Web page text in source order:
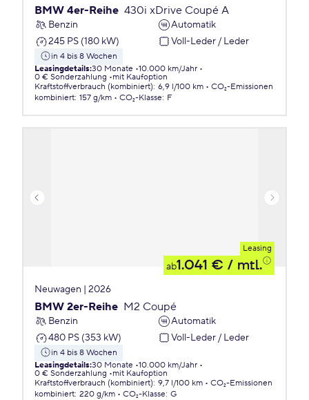
BMW 4er-Reihe 430i xDrive Coupé A
Benzin
Automatik
245 PS (180 kW)
Voll-Leder / Leder
in 4 bis 8 Wochen
Leasingdetails:30 Monate 10.000 km/Jahr
0 € Sonderzahlung
mit Kaufoption
Kraftstoffverbrauch (kombiniert): 6,9 l/100 km
CO₂-Emissionen
kombiniert: 157 g/km CO₂-Klasse: F
Leasing
ab1.041 € / mtl.
Neuwagen | 2026
BMW 2er-Reihe M2 Coupé
Benzin
Automatik
480 PS (353 kW)
Voll-Leder / Leder
in 4 bis 8 Wochen
Leasingdetails:30 Monate 10.000 km/Jahr
0 € Sonderzahlung
mit Kaufoption
Kraftstoffverbrauch (kombiniert): 9,7 l/100 km
CO₂-Emissionen
kombiniert: 220 g/km CO₂-Klasse: G